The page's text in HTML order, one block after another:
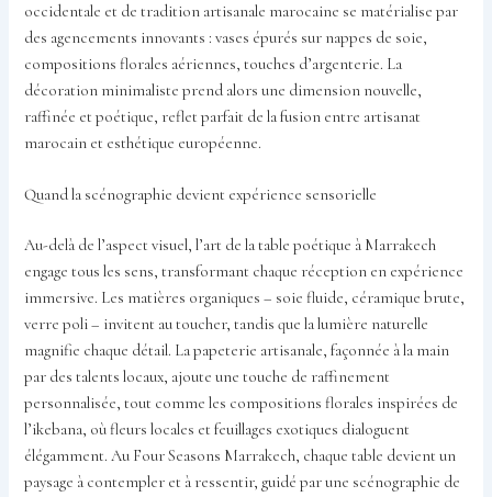
occidentale et de tradition artisanale marocaine se matérialise par
des agencements innovants : vases épurés sur nappes de soie,
compositions florales aériennes, touches d’argenterie. La
décoration minimaliste prend alors une dimension nouvelle,
raffinée et poétique, reflet parfait de la fusion entre artisanat
marocain et esthétique européenne.
Quand la scénographie devient expérience sensorielle
Au-delà de l’aspect visuel, l’art de la table poétique à Marrakech
engage tous les sens, transformant chaque réception en expérience
immersive. Les matières organiques – soie fluide, céramique brute,
verre poli – invitent au toucher, tandis que la lumière naturelle
magnifie chaque détail. La papeterie artisanale, façonnée à la main
par des talents locaux, ajoute une touche de raffinement
personnalisée, tout comme les compositions florales inspirées de
l’ikebana, où fleurs locales et feuillages exotiques dialoguent
élégamment. Au Four Seasons Marrakech, chaque table devient un
paysage à contempler et à ressentir, guidé par une scénographie de